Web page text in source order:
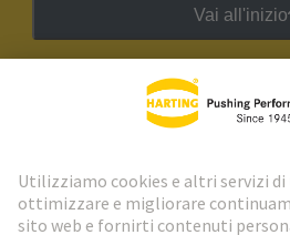
Vai all'inizio
Newsletter HARTING